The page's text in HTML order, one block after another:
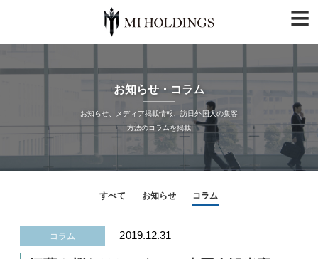
≡
お知らせ・コラム
お知らせ、メディア掲載情報、訪日外国人の集客
方法のコラムを掲載
すべて お知らせ コラム
コラム 2019.12.31